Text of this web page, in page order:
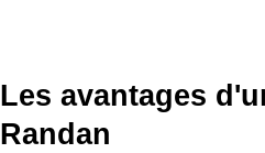
Les avantages
Randan